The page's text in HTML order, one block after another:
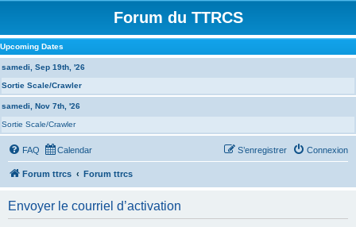
Forum du TTRCS
Upcoming Dates
samedi, Sep 19th, '26
Sortie Scale/Crawler
samedi, Nov 7th, '26
Sortie Scale/Crawler
FAQ Calendar Connexion
S’enregistrer
Forum ttrcs Forum ttrcs
Envoyer le courriel d’activation